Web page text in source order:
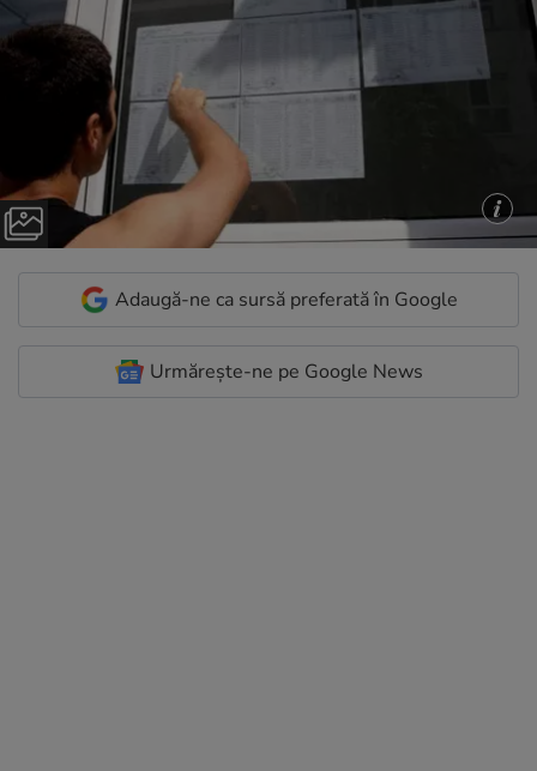
Adaugă-ne ca sursă preferată în Google
Urmărește-ne pe Google News